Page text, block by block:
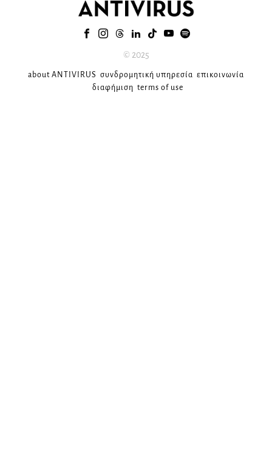
© 2025
about ANTIVIRUS συνδρομητική υπηρεσία επικοινωνία
διαφήμιση terms of use